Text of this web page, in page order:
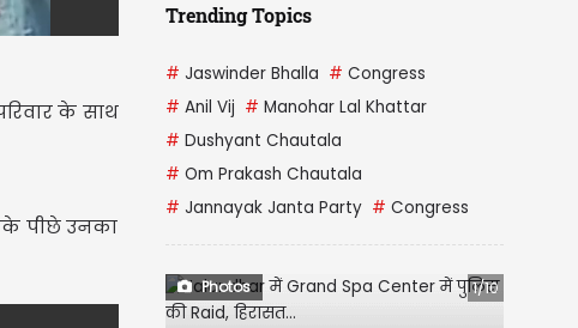
के साथ
पीछे उनका
Trending Topics
# Jaswinder Bhalla # Congress
# Anil Vij # Manohar Lal Khattar
# Dushyant Chautala
# Om Prakash Chautala
# Jannayak Janta Party # Congress
Photos 1/10